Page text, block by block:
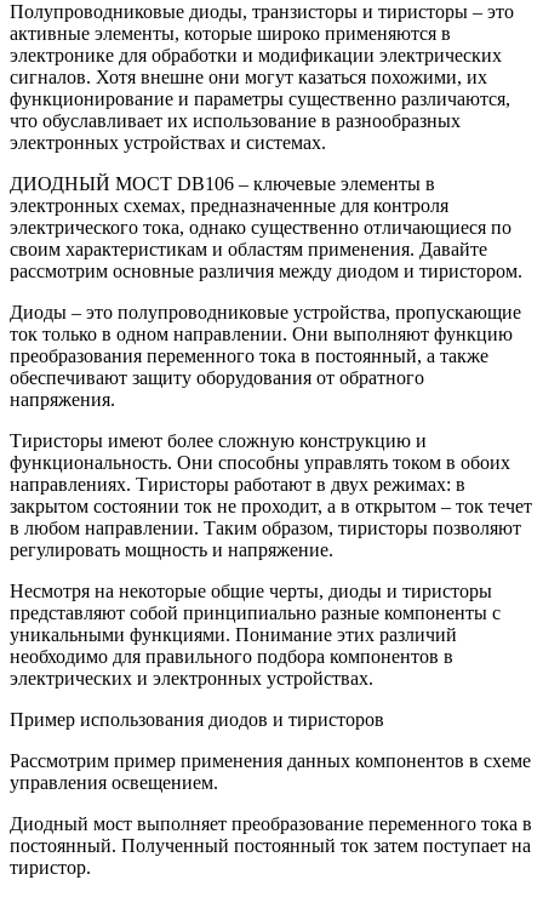
Полупроводниковые диоды, транзисторы и тиристоры – это
активные элементы, которые широко применяются в
электронике для обработки и модификации электрических
сигналов. Хотя внешне они могут казаться похожими, их
функционирование и параметры существенно различаются,
что обуславливает их использование в разнообразных
электронных устройствах и системах.
ДИОДНЫЙ МОСТ DB106 – ключевые элементы в
электронных схемах, предназначенные для контроля
электрического тока, однако существенно отличающиеся по
своим характеристикам и областям применения. Давайте
рассмотрим основные различия между диодом и тиристором.
Диоды – это полупроводниковые устройства, пропускающие
ток только в одном направлении. Они выполняют функцию
преобразования переменного тока в постоянный, а также
обеспечивают защиту оборудования от обратного
напряжения.
Тиристоры имеют более сложную конструкцию и
функциональность. Они способны управлять током в обоих
направлениях. Тиристоры работают в двух режимах: в
закрытом состоянии ток не проходит, а в открытом – ток течет
в любом направлении. Таким образом, тиристоры позволяют
регулировать мощность и напряжение.
Несмотря на некоторые общие черты, диоды и тиристоры
представляют собой принципиально разные компоненты с
уникальными функциями. Понимание этих различий
необходимо для правильного подбора компонентов в
электрических и электронных устройствах.
Пример использования диодов и тиристоров
Рассмотрим пример применения данных компонентов в схеме
управления освещением.
Диодный мост выполняет преобразование переменного тока в
постоянный. Полученный постоянный ток затем поступает на
тиристор.